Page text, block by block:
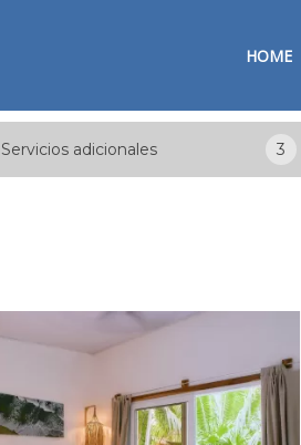
HOME
Servicios adicionales 3